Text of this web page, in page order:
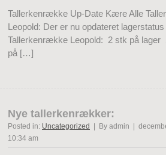
Tallerkenrække Up-Date Kære Alle
Leopold: Der er nu opdateret lagerstatus
Tallerkenrække Leopold: 2 stk på lager
på […]
Nye tallerkenrækker:
Posted in: Uncategorized
| By admin |
10:34 am